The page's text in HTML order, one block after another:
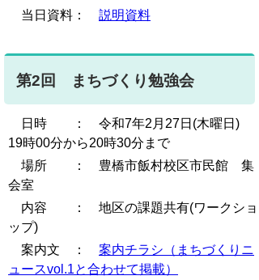
当日資料： 説明資料
第2回 まちづくり勉強会
日時 ： 令和7年2月27日(木曜日)
19時00分から20時30分まで
場所 ： 豊橋市飯村校区市民館 集
会室
内容 ： 地区の課題共有(ワークショ
ップ)
案内文 ： 案内チラシ（まちづくりニ
ュースvol.1と合わせて掲載）